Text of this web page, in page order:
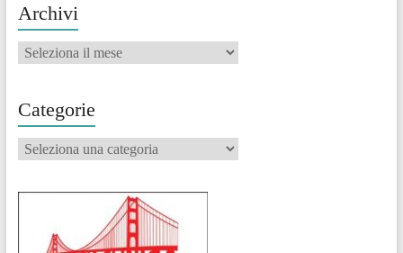
Archivi
Archivi
Categorie
Categorie